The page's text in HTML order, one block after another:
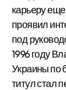
карьеру
проявил
под
1996 году
Украины по
титул стал